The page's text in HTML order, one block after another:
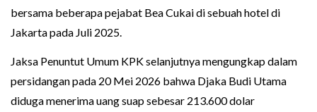
bersama beberapa pejabat Bea Cukai di sebuah hotel di
Jakarta pada Juli 2025.
Jaksa Penuntut Umum KPK selanjutnya mengungkap dalam
persidangan pada 20 Mei 2026 bahwa Djaka Budi Utama
diduga menerima uang suap sebesar 213.600 dolar